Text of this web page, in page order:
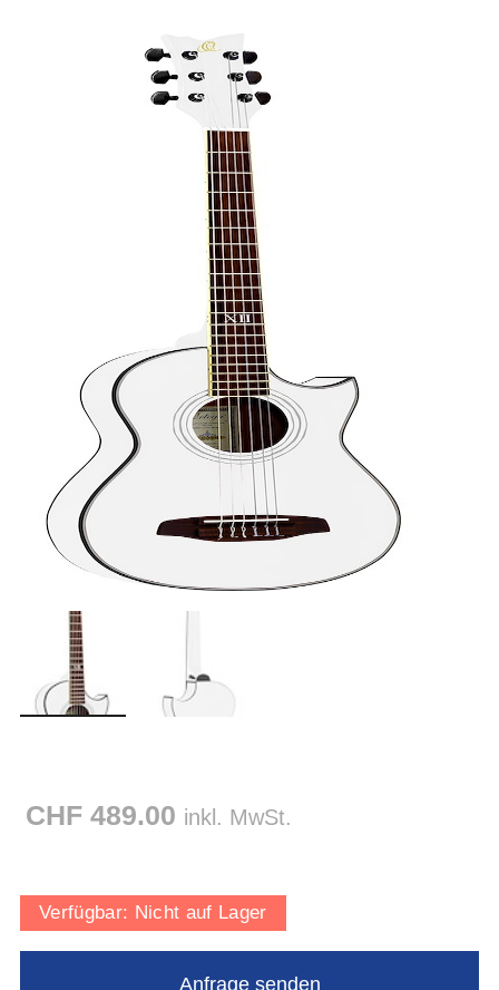
CHF 489.00 inkl. MwSt.
Verfügbar: Nicht auf Lager